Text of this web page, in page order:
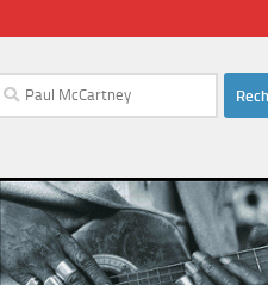
Rechercher :